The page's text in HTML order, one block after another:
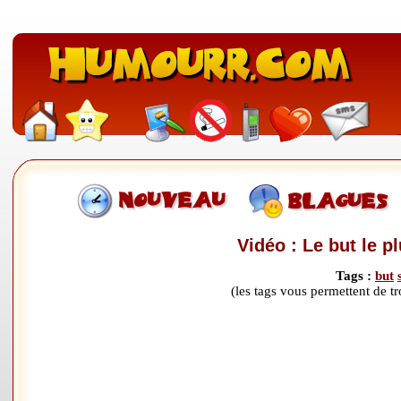
Vidéo : Le but le
Tags : but
(les tags vous permettent de